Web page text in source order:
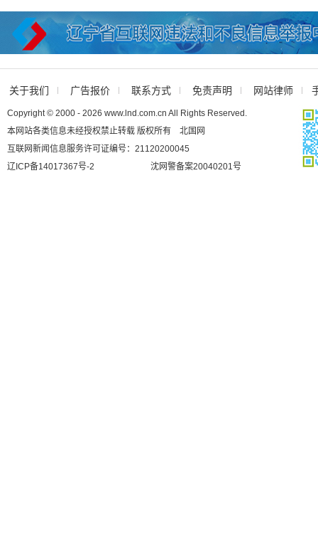
关于我们 广告报价 联系方式 免责声明 网站律师
Copyright © 2000 - 2026 www.lnd.com.cn All Rights Reserved.
本网站各类信息未经授权禁止转载 版权所有 北国网
互联网新闻信息服务许可证编号：21120200045
辽ICP备14017367号-2
沈网警备案20040201号